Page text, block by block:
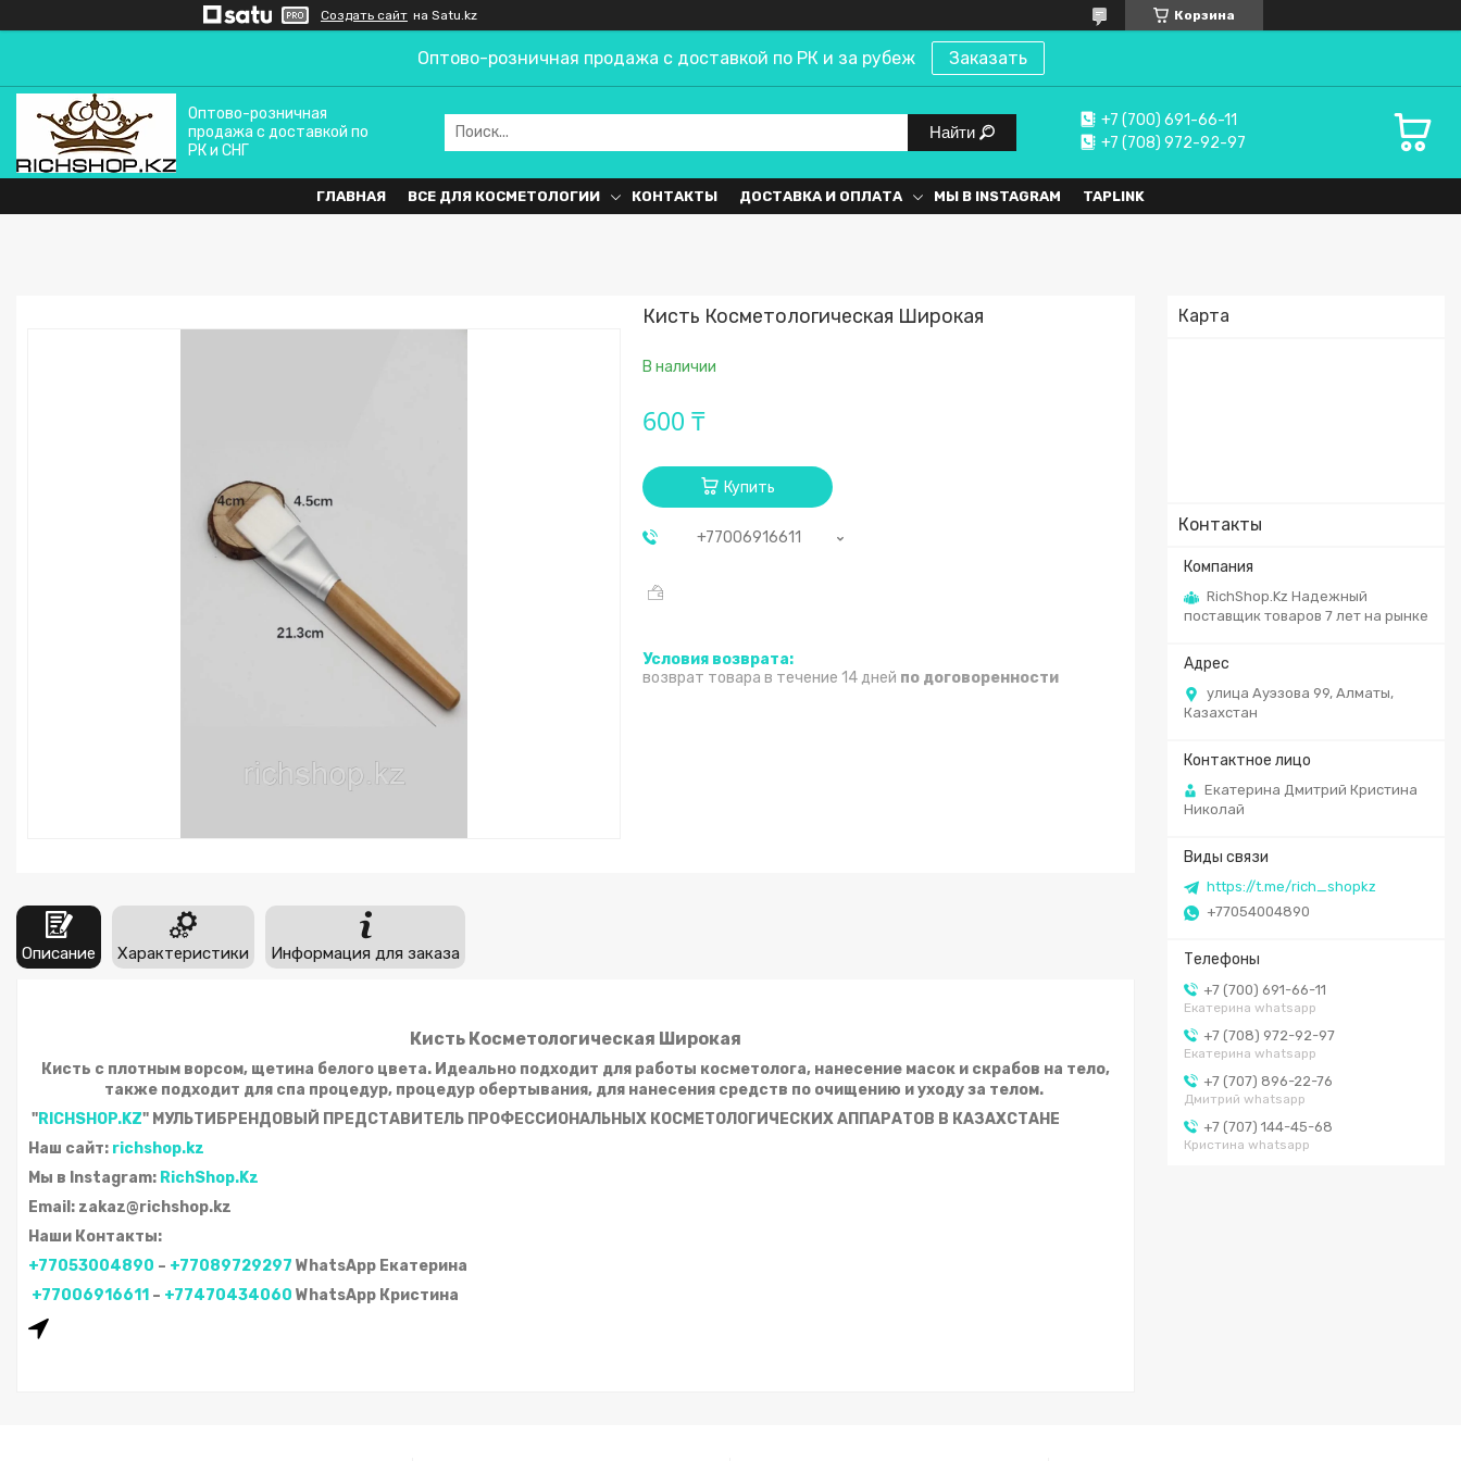
Создать сайт на Satu.kz Корзина
Оптово-розничная продажа с доставкой по РК и за рубеж Заказать
Оптово-розничная
продажа с доставкой по
РК и СНГ
Найти
+7 (700) 691-66-11
+7 (708) 972-92-97
ГЛАВНАЯ ВСЕ ДЛЯ КОСМЕТОЛОГИИ КОНТАКТЫ ДОСТАВКА И ОПЛАТА МЫ В INSTAGRAM TAPLINK
Карта
Контакты
RichShop.Kz Надежный
поставщик товаров 7 лет на рынке
улица Ауэзова 99, Алматы,
Казахстан
Екатерина Дмитрий Кристина
Николай
https://t.me/rich_shopkz
+77054004890
+7 (700) 691-66-11
Екатерина whatsapp
+7 (708) 972-92-97
Екатерина whatsapp
+7 (707) 896-22-76
Дмитрий whatsapp
+7 (707) 144-45-68
Кристина whatsapp
Кисть Косметологическая Широкая
В наличии
600 ₸
Купить
+77006916611
возврат товара в течение 14 дней по договоренности
Описание Характеристики Информация для заказа
Кисть Косметологическая Широкая
Кисть с плотным ворсом, щетина белого цвета. Идеально подходит для работы косметолога, нанесение масок и скрабов на тело,
также подходит для спа процедур, процедур обертывания, для нанесения средств по очищению и уходу за телом.
"RICHSHOP.KZ" МУЛЬТИБРЕНДОВЫЙ ПРЕДСТАВИТЕЛЬ ПРОФЕССИОНАЛЬНЫХ КОСМЕТОЛОГИЧЕСКИХ АППАРАТОВ В КАЗАХСТАНЕ
Наш сайт: richshop.kz
Мы в Instagram: RichShop.Kz
Email: zakaz@richshop.kz
Наши Контакты:
+77053004890 – +77089729297 WhatsApp Екатерина
+77006916611 – +77470434060 WhatsApp Кристина